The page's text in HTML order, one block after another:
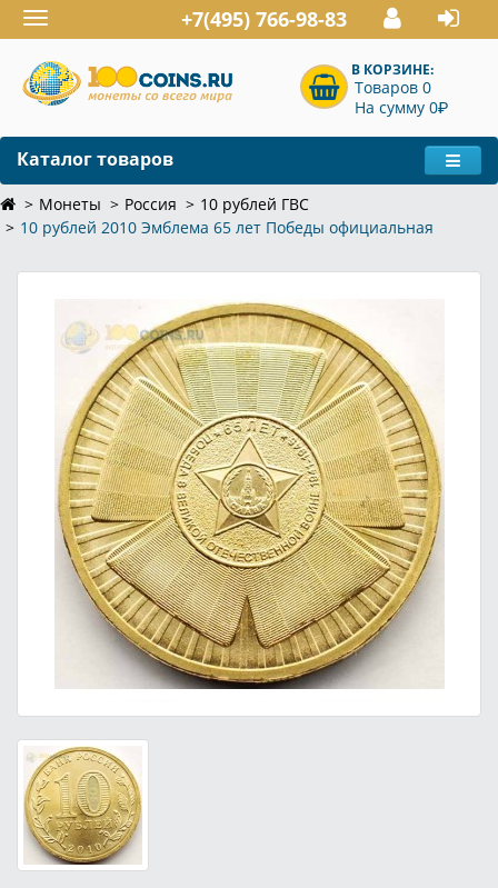
Toggle
navigation
+7(495) 766-98-83
В КОРЗИНЕ:
Товаров 0
На сумму 0P
Каталог товаров
Монеты Россия
10 рублей ГВС
10 рублей 2010 Эмблема 65 лет Победы официальная